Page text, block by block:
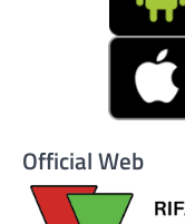
Official Web